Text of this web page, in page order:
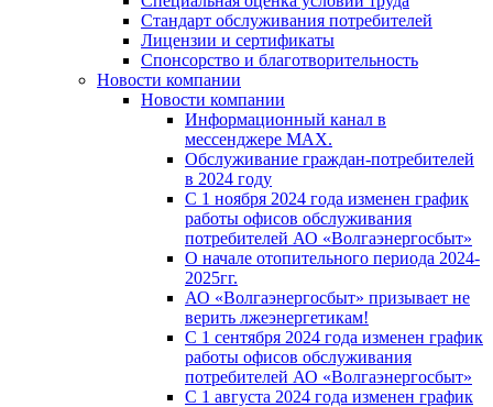
Стандарт обслуживания потребителей
Лицензии и сертификаты
Спонсорство и благотворительность
Новости компании
Новости компании
Информационный канал в
мессенджере MAX.
Обслуживание граждан-потребителей
в 2024 году
С 1 ноября 2024 года изменен график
работы офисов обслуживания
потребителей АО «Волгаэнергосбыт»
О начале отопительного периода 2024-
2025гг.
АО «Волгаэнергосбыт» призывает не
верить лжеэнергетикам!
С 1 сентября 2024 года изменен график
работы офисов обслуживания
потребителей АО «Волгаэнергосбыт»
С 1 августа 2024 года изменен график